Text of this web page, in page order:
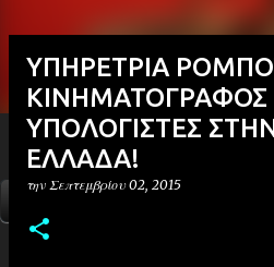
ΥΠΗΡΕΤΡΙΑ
ΚΙΝΗΜΑΤΟΓΡΑΦΟΣ
ΥΠΟΛΟΓΙΣΤΕΣ
ΕΛΛΑΔΑ!
την Σεπτεμβρίου 02, 2015